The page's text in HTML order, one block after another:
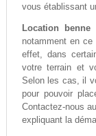
vous établissant
Location
notamment en
effet, dans
votre terrain et
Selon les cas, il
pour pouvoir
Contactez-nous
expliquant la